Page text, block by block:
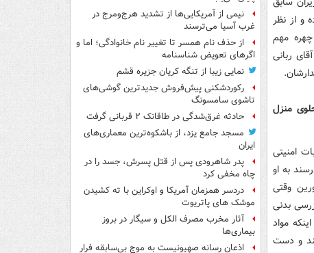
و از نظر
مهم
ربانی
منزل
امنیتی
به او
وقتی
بدنی
مواد
و دست
نیمی از آمریکایی‌ها از تشدید هرج‌ومرج در
غرب آسیا می‌ترسند
از حذف نام همسر تا تغییر نام خانوادگی؛ اما و
اگرهای تعویض شناسنامه
نمایی زیبا از تنگه کریان جزیره قشم
رکوردشکنی پیش‌فروش جدیدترین گوشی‌های
تاشوی سامسونگ
حادثه غرق‌شدگی در طاقانک ۲ قربانی گرفت
مسجد جامع یزد، از باشکوه‌ترین معماری‌های
ایران
پدر شاهرودی پس از قتل پسرش، جسد را در
چاه مخفی کرد
دردسر همزمان آمریکا و اوکراین با ته کشیدن
موشک های پاتریوت
آثار مخرب مصرف الکل و سیگار در بروز
بیماری‌ها
اذعان رسانه صهیونیست به موج بی‌سابقه فرار